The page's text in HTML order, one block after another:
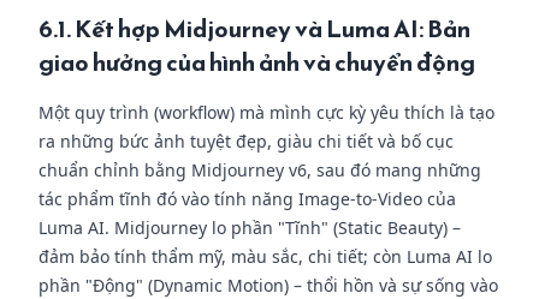
6.1. Kết hợp Midjourney và Luma AI: Bản
giao hưởng của hình ảnh và chuyển động
Một quy trình (workflow) mà mình cực kỳ yêu thích là tạo
ra những bức ảnh tuyệt đẹp, giàu chi tiết và bố cục
chuẩn chỉnh bằng Midjourney v6, sau đó mang những
tác phẩm tĩnh đó vào tính năng Image-to-Video của
Luma AI. Midjourney lo phần "Tĩnh" (Static Beauty) –
đảm bảo tính thẩm mỹ, màu sắc, chi tiết; còn Luma AI lo
phần "Động" (Dynamic Motion) – thổi hồn và sự sống vào